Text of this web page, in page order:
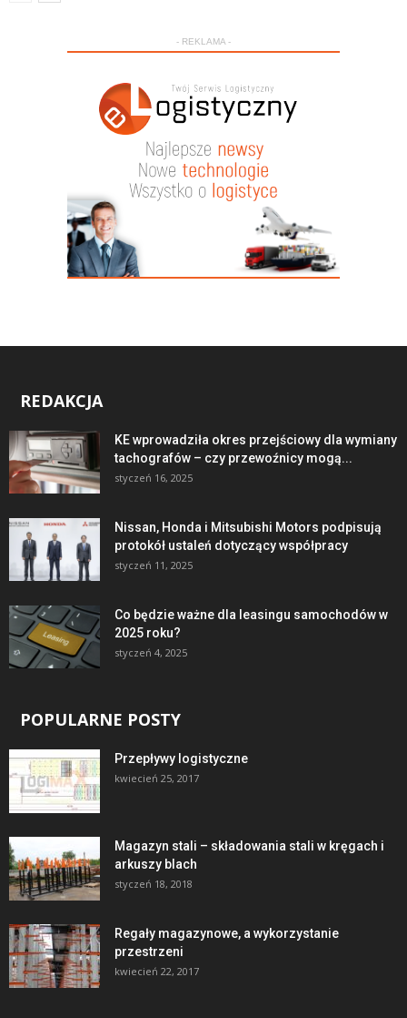
- REKLAMA -
REDAKCJA
KE wprowadziła okres przejściowy dla wymiany
tachografów – czy przewoźnicy mogą...
styczeń 16, 2025
Nissan, Honda i Mitsubishi Motors podpisują
protokół ustaleń dotyczący współpracy
styczeń 11, 2025
Co będzie ważne dla leasingu samochodów w
2025 roku?
styczeń 4, 2025
POPULARNE POSTY
Przepływy logistyczne
kwiecień 25, 2017
Magazyn stali – składowania stali w kręgach i
arkuszy blach
styczeń 18, 2018
Regały magazynowe, a wykorzystanie
przestrzeni
kwiecień 22, 2017